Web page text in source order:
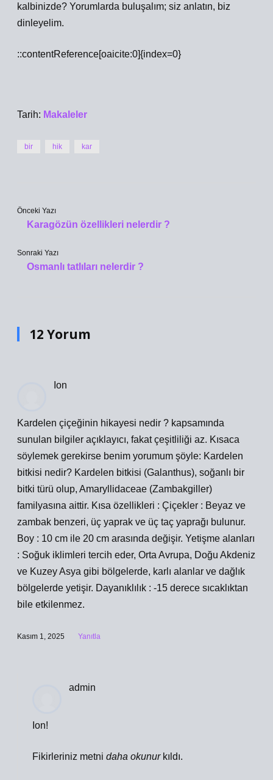
kalbinizde? Yorumlarda buluşalım; siz anlatın, biz
dinleyelim.
::contentReference[oaicite:0]{index=0}
Tarih: Makaleler
bir hik kar
Önceki Yazı
Karagözün özellikleri nelerdir ?
Sonraki Yazı
Osmanlı tatlıları nelerdir ?
12 Yorum
Ion
Kardelen çiçeğinin hikayesi nedir ? kapsamında
sunulan bilgiler açıklayıcı, fakat çeşitliliği az. Kısaca
söylemek gerekirse benim yorumum şöyle: Kardelen
bitkisi nedir? Kardelen bitkisi (Galanthus), soğanlı bir
bitki türü olup, Amaryllidaceae (Zambakgiller)
familyasına aittir. Kısa özellikleri : Çiçekler : Beyaz ve
zambak benzeri, üç yaprak ve üç taç yaprağı bulunur.
Boy : 10 cm ile 20 cm arasında değişir. Yetişme alanları
: Soğuk iklimleri tercih eder, Orta Avrupa, Doğu Akdeniz
ve Kuzey Asya gibi bölgelerde, karlı alanlar ve dağlık
bölgelerde yetişir. Dayanıklılık : -15 derece sıcaklıktan
bile etkilenmez.
Kasım 1, 2025 Yanıtla
admin
Ion!
Fikirleriniz metni daha okunurkıldı.